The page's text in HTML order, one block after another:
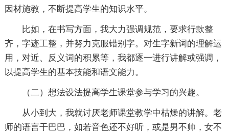
因材施教，不断提高学生的知识水平。
比如，在书写方面，我大力强调规范，要求行款整
齐，字迹工整，并努力克服错别字。对生字新词的理解运
用，对近、反义词的积累等，我都逐一进行讲解或强调，
以提高学生的基本技能和语文能力。
（二）想法设法提高学生课堂参与学习的兴趣。
从小到大，我就讨厌老师课堂教学中枯燥的讲解。老
师的语言干巴巴，如若音色还不好听，或是男不帅，女不